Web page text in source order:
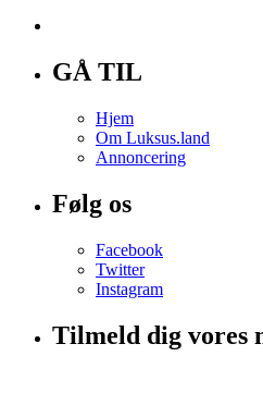
GÅ TIL
Hjem
Om Luksus.land
Annoncering
Følg os
Facebook
Twitter
Instagram
Tilmeld dig vores